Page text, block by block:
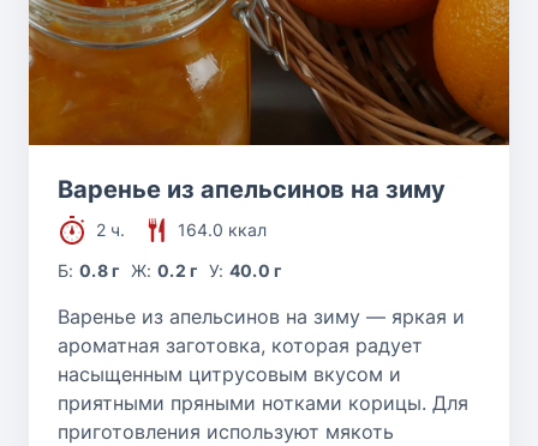
Варенье из апельсинов на зиму
2 ч.
164.0 ккал
Б:0.8 г Ж: 0.2 г У: 40.0 г
Варенье из апельсинов на зиму — яркая и
ароматная заготовка, которая радует
насыщенным цитрусовым вкусом и
приятными пряными нотками корицы. Для
приготовления используют мякоть